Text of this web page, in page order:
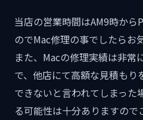
当店の営業時間はAM9時から
のでMac修理の事でしたらお
また、Macの修理実績は非常
で、他店にて高額な見積もり
できないと言われてしまった
る可能性は十分ありますので